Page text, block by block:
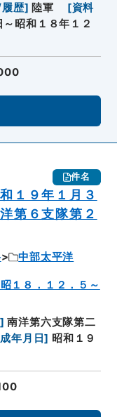
歴] 陸軍 [資料
昭和１８年１２
件名
１９年１月３
６支隊第２
中部太平洋
１８．１２．５～
] 南洋第六支隊第二
年月日] 昭和１９